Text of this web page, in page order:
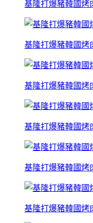
基隆打爆豬韓國烤
基隆打爆豬韓國烤
基隆打爆豬韓國烤
基隆打爆豬韓國烤
基隆打爆豬韓國烤
基隆打爆豬韓國烤